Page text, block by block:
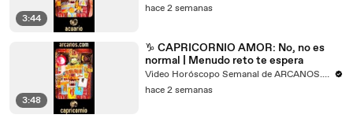
3:44
hace 2 semanas
3:48
♑ CAPRICORNIO AMOR: No, no es
normal | Menudo reto te espera
Video Horóscopo Semanal de ARCANOS.COM
hace 2 semanas